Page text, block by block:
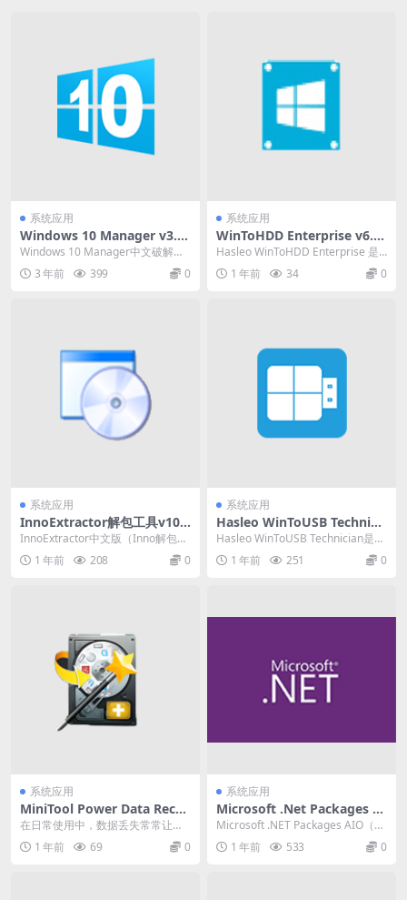
系统应用
Windows 10 Manager v3.9.
0 系统优化工具，绿色便携中
文激活版
Windows 10 Manager中文破解版
(Win10优化大师)是一款集Wi...
3 年前 399 0
系统应用
WinToHDD Enterprise v6.6.
1（Windows系统部署重装工
具单文件版）
Hasleo WinToHDD Enterprise 是
一款实用的 Window...
1 年前 34 0
系统应用
InnoExtractor解包工具v10.
2.0.130 一款Inno安装包解包
工具
InnoExtractor中文版（Inno解包工
具）是一款Inno安装包解包工具...
1 年前 208 0
系统应用
Hasleo WinToUSB Technici
an v9.6.0.2一款免费的Windo
ws系统安装工具
Hasleo WinToUSB Technician是一
款免费的Windows系...
1 年前 251 0
系统应用
MiniTool Power Data Recov
ery All Edition v12.4(电脑数
据恢复软件免激活)
在日常使用中，数据丢失常常让人
头痛不已，但现在有了 MiniTool Po
wer...1 年前 69 0
系统应用
Microsoft .Net Packages AI
O.NET合集包 v08.04.25 一款
优秀的软件开发框架
Microsoft .NET Packages AIO（全
套）是一款优秀的软件开...
1 年前 533 0